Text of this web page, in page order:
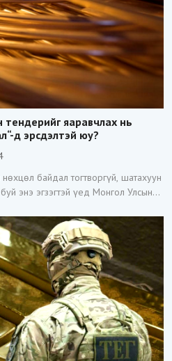
тендерийг яаравчлах нь
д эрсдэлтэй юу?
байдал тогтворгүй, шатахуун
энэ эгзэгтэй үед Монгол Улсын